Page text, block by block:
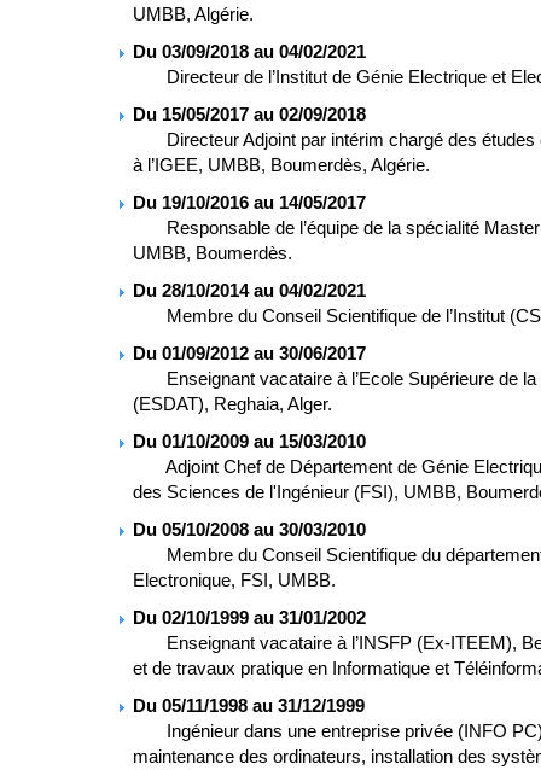
UMBB, Algérie.
Du 03/09/2018 au 04/02/2021
Directeur de l’Institut de Génie Electrique et
Du 15/05/2017 au 02/09/2018
Directeur Adjoint par intérim chargé des études
à l’IGEE, UMBB, Boumerdès, Algérie.
Du 19/10/2016 au 14/05/2017
Responsable de l’équipe de la spécialité Master
UMBB, Boumerdès.
Du 28/10/2014 au 04/02/2021
Membre du Conseil Scientifique de l’Institut
Du 01/09/2012 au 30/06/2017
Enseignant vacataire à l’Ecole Supérieure de la
(ESDAT), Reghaia, Alger.
Du 01/10/2009 au 15/03/2010
Adjoint Chef de Département de Génie
des Sciences de l'Ingénieur (FSI), UMBB,
Du 05/10/2008 au 30/03/2010
Membre du Conseil Scientifique du
Electronique, FSI, UMBB.
Du 02/10/1999 au 31/01/2002
Enseignant vacataire à l’INSFP (Ex-ITEEM),
et de travaux pratique en Informatique et
Du 05/11/1998 au 31/12/1999
Ingénieur dans une entreprise privée (INFO
maintenance des ordinateurs, installation des